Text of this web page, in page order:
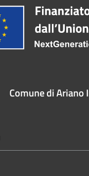
Comune di Ariano